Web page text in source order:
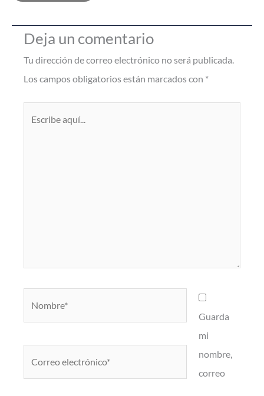
Deja un comentario
Tu dirección de correo electrónico no será publicada.
Los campos obligatorios están marcados con *
Guarda
mi
nombre,
correo